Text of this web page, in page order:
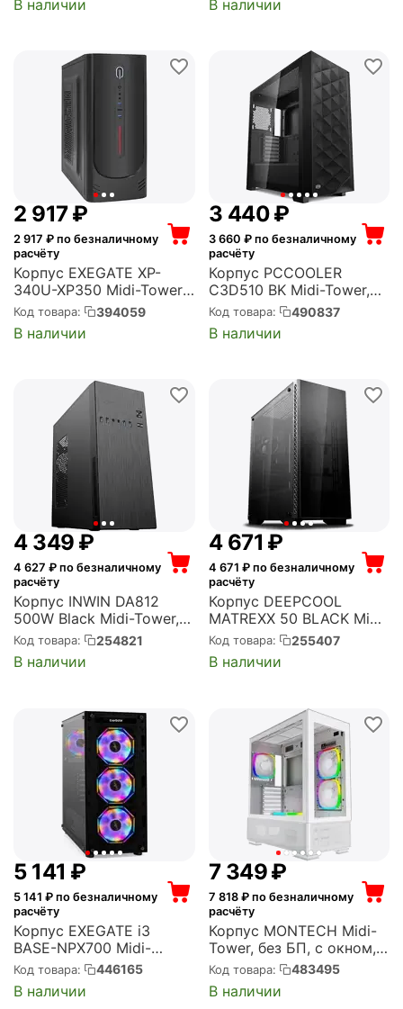
В наличии В наличии
2 917₽
2 917 ₽ по безналичному
расчёту
Корпус EXEGATE XP-
340U-XP350 Midi-Tower,
350 Вт, 1xUSB 2.0, 2xUSB
3.0, чёрный
(EX292987RUS)
Код товара: 394059
В наличии
3 440₽
3 660 ₽ по безналичному
расчёту
Корпус PCCOOLER
C3D510 BK Midi-Tower,
без БП, с окном, 2xUSB
3.0, чёрный (C3D510-
BKP0-GL)
Код товара: 490837
В наличии
4 349 ₽
4 627 ₽ по безналичному
расчёту
Корпус INWIN DA812
500W Black Midi-Tower,
500 Вт, 2xUSB 2.0,
2xUSB 3.0, чёрный
(6131895)
Код товара: 254821
В наличии
4 671 ₽
4 671 ₽ по безналичному
расчёту
Корпус DEEPCOOL
MATREXX 50 BLACK Midi-
Tower, без БП, с окном,
2xUSB 2.0, 1xUSB 3.0,
чёрный (DP-ATX-
Код товара: 255407
В наличии
5 141 ₽
5 141 ₽ по безналичному
расчёту
Корпус EXEGATE i3
BASE-NPX700 Midi-
Tower, 700 Вт, с окном,
подсветка, 2xUSB 2.0,
1xUSB 3.0, чёрный
Код товара: 446165
В наличии
7 349₽
7 818₽ по безналичному
расчёту
Корпус MONTECH Midi-
Tower, без БП, с окном,
подсветка, 2xUSB 3.0,
1xUSB Type-C, белый
(SKY TWO White)
Код товара: 483495
В наличии